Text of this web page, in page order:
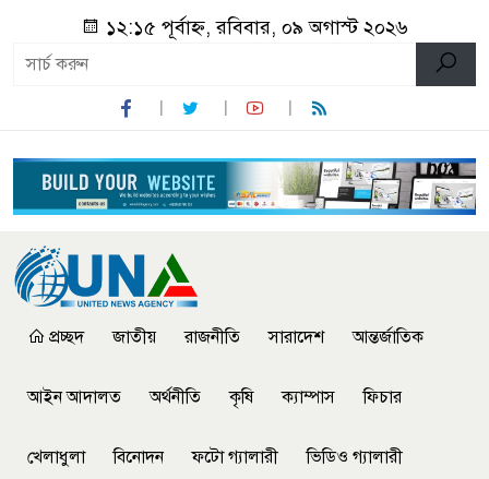
১২:১৫ পূর্বাহ্ন, রবিবার, ০৯ অগাস্ট ২০২৬
প্রচ্ছদ জাতীয় রাজনীতি সারাদেশ আন্তর্জাতিক
আইন আদালত অর্থনীতি কৃষি ক্যাম্পাস ফিচার
খেলাধুলা বিনোদন ফটো গ্যালারী ভিডিও গ্যালারী